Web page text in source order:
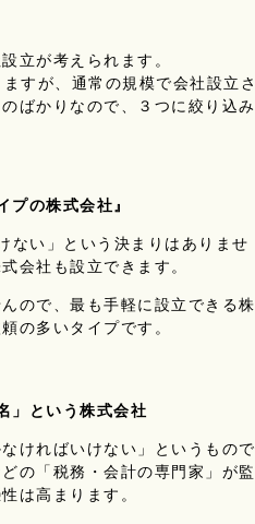
立が考えられます。
すが、通常の規模で会社設立さ
ばかりなので、３つに絞り込み
プの株式会社』
ない」という決まりはありませ
会社も設立できます。
ので、最も手軽に設立できる株
の多いタイプです。
」という 株式会社
ければいけない」というもので
の「税務・会計の専門家」が監
は高まります。